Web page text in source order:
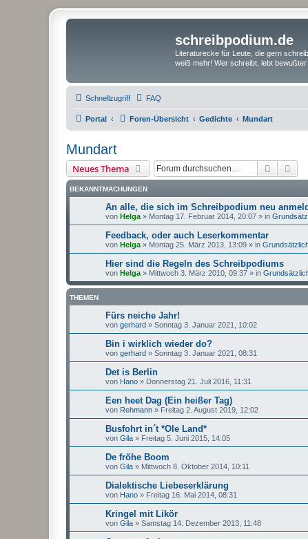
schreibpodium.de
Literaturecke für Leute, die gern
weiß mehr! Wer schreibt, lebt
Schnellzugriff FAQ
Portal Foren-Übersicht Gedichte Mundart
Mundart
Neues Thema Suche
BEKANNTMACHUNGEN
An alle, die sich im Schreibpodium neu
von Helga » Montag 17. Februar 2014, 20:07 » in
Feedback, oder auch Leserkommentar
von Helga » Montag 25. März 2013, 13:09 » in
Hier sind die Regeln des Schreibpodiums
von Helga » Mittwoch 3. März 2010, 09:37 » in
THEMEN
Fürs neiche Jahr!
von gerhard » Sonntag 3. Januar 2021, 10:02
Bin i wirklich wieder do?
von gerhard » Sonntag 3. Januar 2021, 08:31
Det is Berlin
von Hano » Donnerstag 21. Juli 2016, 11:31
Een heet Dag (Ein heißer Tag)
von Rehmann » Freitag 2. August 2019, 12:02
Busfohrt in´t *Ole Land*
von Gila » Freitag 5. Juni 2015, 14:05
De fröhe Boom
von Gila » Mittwoch 8. Oktober 2014, 10:11
Dialektische Liebeserklärung
von Hano » Freitag 16. Mai 2014, 08:31
Kringel mit Likör
von Gila » Samstag 14. Dezember 2013, 11:48